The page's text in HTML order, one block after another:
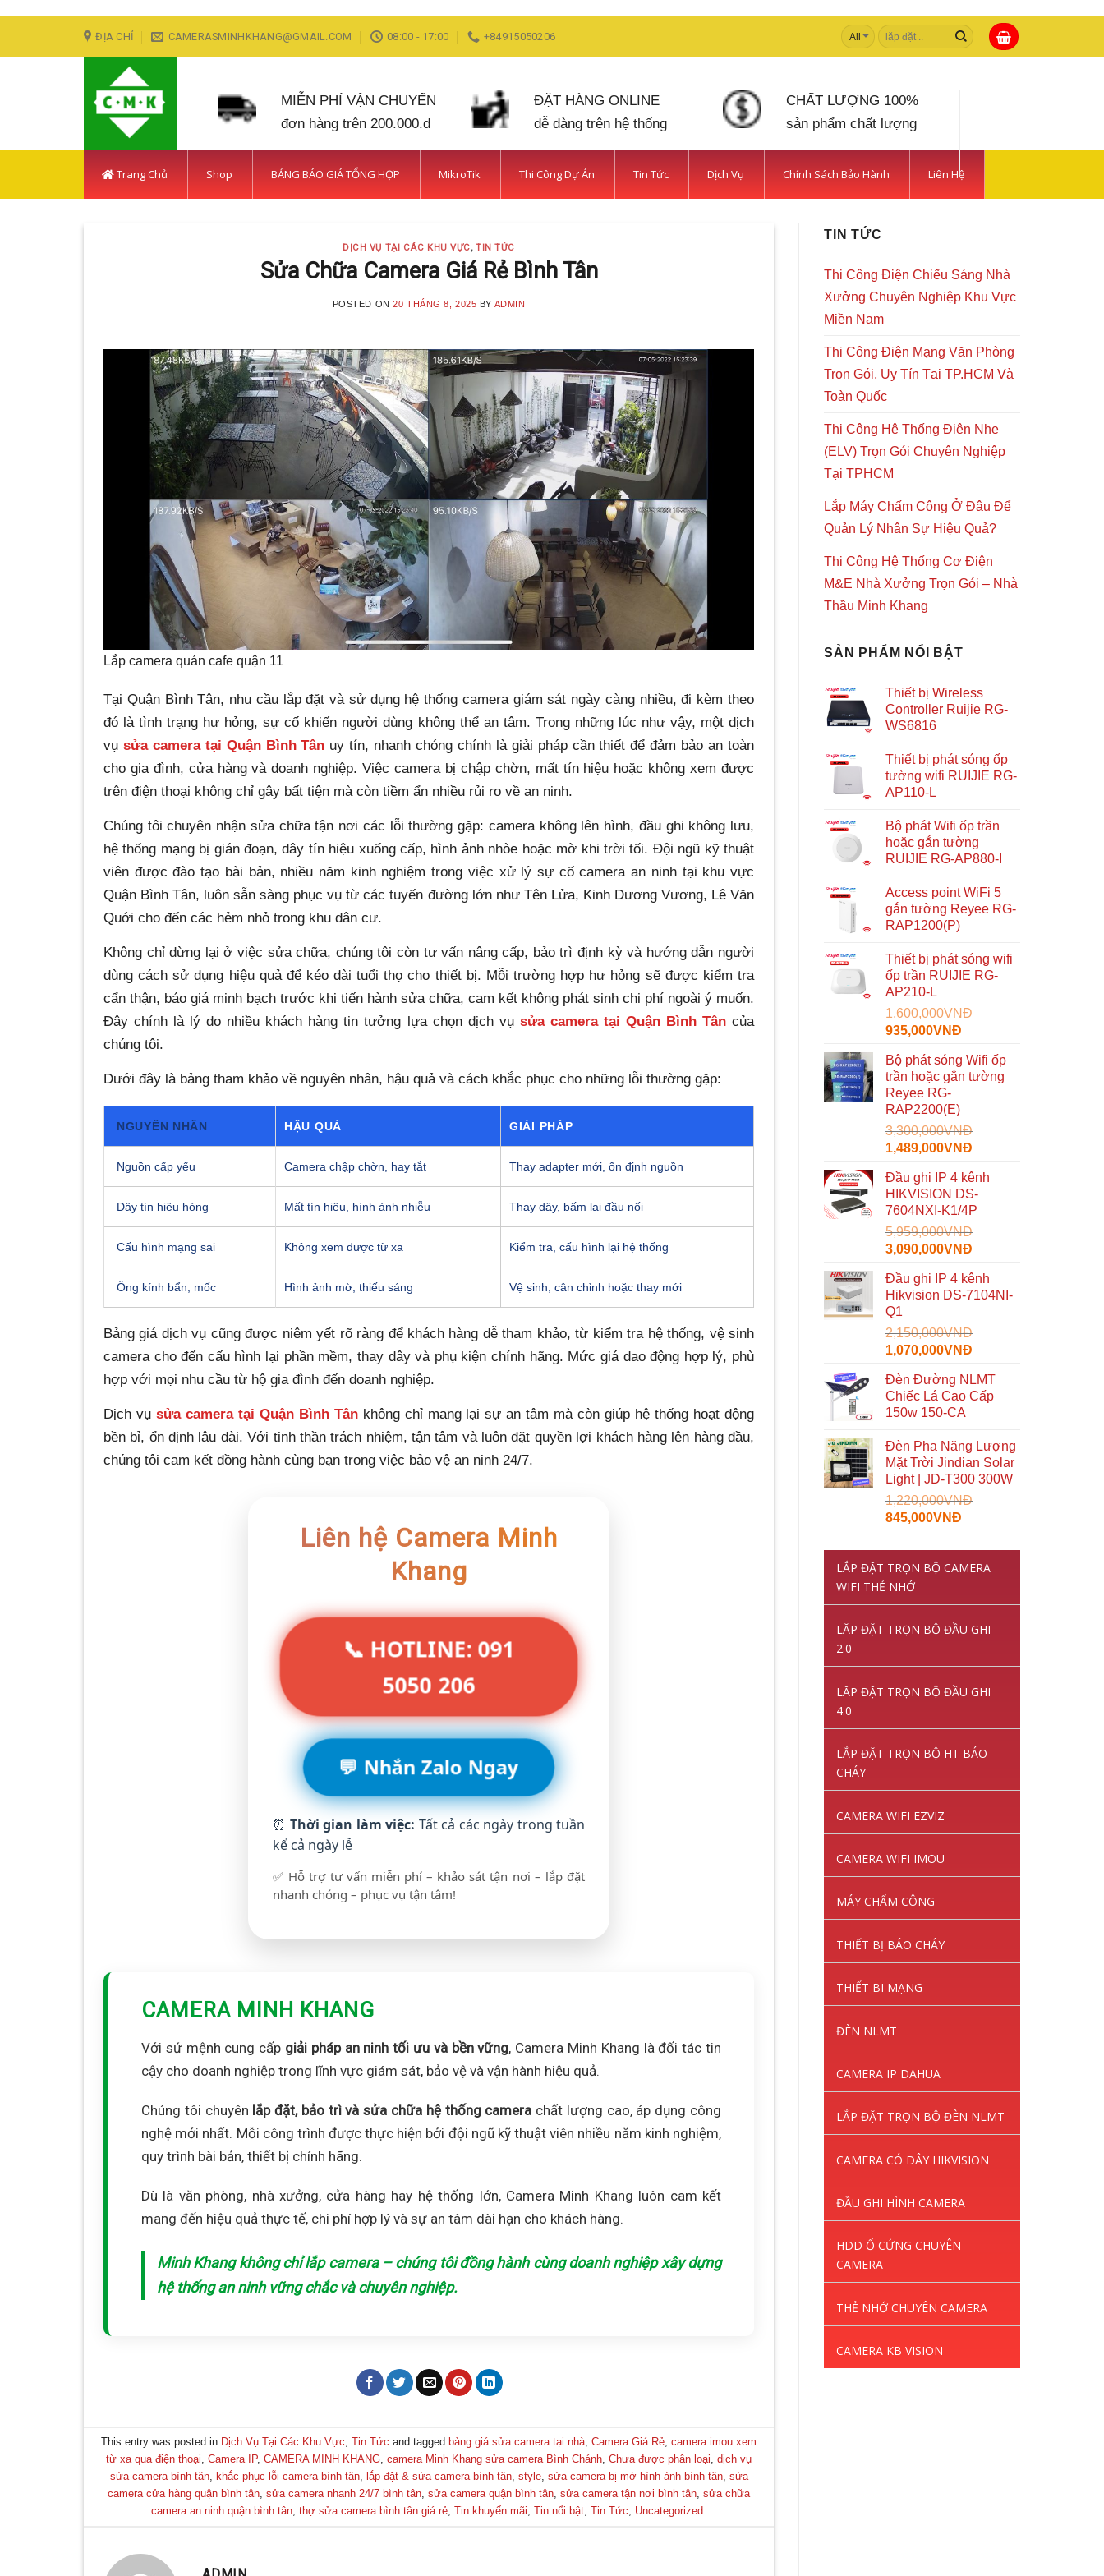
ĐỊA CHỈ CAMERASMINHKHANG@GMAIL.COM 08:00 - 17:00 +84915050206
Tìm
kiếm:
MIỄN PHÍ VẬN CHUYỂN
đơn hàng trên 200.000.d
ĐẶT HÀNG ONLINE
dễ dàng trên hệ thống
CHẤT LƯỢNG 100%
sản phẩm chất lượng
Trang Chủ Shop BẢNG BÁO GIÁ TỔNG HỢP MikroTik Thi Công Dự Án Tin Tức Dịch Vụ Chính Sách Bảo Hành Liên Hệ
DỊCH VỤ TẠI CÁC KHU VỰC,TIN TỨC
Sửa Chữa Camera Giá Rẻ Bình Tân
POSTED ON20 THÁNG 8, 2025 BY ADMIN
Lắp camera quán cafe quận 11
Tại Quận Bình Tân, nhu cầu lắp đặt và sử dụng hệ thống camera giám sát ngày càng nhiều, đi kèm theo
đó là tình trạng hư hỏng, sự cố khiến người dùng không thể an tâm. Trong những lúc như vậy, một dịch
vụ sửa camera tại Quận Bình Tân uy tín, nhanh chóng chính là giải pháp cần thiết để đảm bảo an toàn
cho gia đình, cửa hàng và doanh nghiệp. Việc camera bị chập chờn, mất tín hiệu hoặc không xem được
trên điện thoại không chỉ gây bất tiện mà còn tiềm ẩn nhiều rủi ro về an ninh.
Chúng tôi chuyên nhận sửa chữa tận nơi các lỗi thường gặp: camera không lên hình, đầu ghi không lưu,
hệ thống mạng bị gián đoạn, dây tín hiệu xuống cấp, hình ảnh nhòe hoặc mờ khi trời tối. Đội ngũ kỹ thuật
viên được đào tạo bài bản, nhiều năm kinh nghiệm trong việc xử lý sự cố camera an ninh tại khu vực
Quận Bình Tân, luôn sẵn sàng phục vụ từ các tuyến đường lớn như Tên Lửa, Kinh Dương Vương, Lê Văn
Quới cho đến các hẻm nhỏ trong khu dân cư.
Không chỉ dừng lại ở việc sửa chữa, chúng tôi còn tư vấn nâng cấp, bảo trì định kỳ và hướng dẫn người
dùng cách sử dụng hiệu quả để kéo dài tuổi thọ cho thiết bị. Mỗi trường hợp hư hỏng sẽ được kiểm tra
cẩn thận, báo giá minh bạch trước khi tiến hành sửa chữa, cam kết không phát sinh chi phí ngoài ý muốn.
Đây chính là lý do nhiều khách hàng tin tưởng lựa chọn dịch vụ sửa camera tại Quận Bình Tâncủa
chúng tôi.
Dưới đây là bảng tham khảo về nguyên nhân, hậu quả và cách khắc phục cho những lỗi thường gặp:
NGUYÊN NHÂN HẬU QUẢ GIẢI PHÁP
Nguồn cấp yếu Camera chập chờn, hay tắt Thay adapter mới, ổn định nguồn
Dây tín hiệu hỏng Mất tín hiệu, hình ảnh nhiễu Thay dây, bấm lại đầu nối
Cấu hình mạng sai Không xem được từ xa Kiểm tra, cấu hình lại hệ thống
Ống kính bẩn, mốc Hình ảnh mờ, thiếu sáng Vệ sinh, cân chỉnh hoặc thay mới
Bảng giá dịch vụ cũng được niêm yết rõ ràng để khách hàng dễ tham khảo, từ kiểm tra hệ thống, vệ sinh
camera cho đến cấu hình lại phần mềm, thay dây và phụ kiện chính hãng. Mức giá dao động hợp lý, phù
hợp với mọi nhu cầu từ hộ gia đình đến doanh nghiệp.
Dịch vụ sửa camera tại Quận Bình Tânkhông chỉ mang lại sự an tâm mà còn giúp hệ thống hoạt động
bền bỉ, ổn định lâu dài. Với tinh thần trách nhiệm, tận tâm và luôn đặt quyền lợi khách hàng lên hàng đầu,
chúng tôi cam kết đồng hành cùng bạn trong việc bảo vệ an ninh 24/7.
Liên hệ Camera Minh
Khang
📞 HOTLINE: 091
5050 206
💬 Nhắn Zalo Ngay
⏰ Thời gian làm việc: Tất cả các ngày trong tuần
kể cả ngày lễ
✅ Hỗ trợ tư vấn miễn phí – khảo sát tận nơi – lắp đặt
nhanh chóng – phục vụ tận tâm!
CAMERA MINH KHANG
Với sứ mệnh cung cấp giải pháp an ninh tối ưu và bền vững, Camera Minh Khang là đối tác tin
cậy cho doanh nghiệp trong lĩnh vực giám sát, bảo vệ và vận hành hiệu quả.
Chúng tôi chuyên lắp đặt, bảo trì và sửa chữa hệ thống camera chất lượng cao, áp dụng công
nghệ mới nhất. Mỗi công trình được thực hiện bởi đội ngũ kỹ thuật viên nhiều năm kinh nghiệm,
quy trình bài bản, thiết bị chính hãng.
Dù là văn phòng, nhà xưởng, cửa hàng hay hệ thống lớn, Camera Minh Khang luôn cam kết
mang đến hiệu quả thực tế, chi phí hợp lý và sự an tâm dài hạn cho khách hàng.
Minh Khang không chỉ lắp camera – chúng tôi đồng hành cùng doanh nghiệp xây dựng
hệ thống an ninh vững chắc và chuyên nghiệp.
This entry was posted in Dịch Vụ Tại Các Khu Vực Tin Tức and tagged bảng giá sửa camera tại nhà Camera Giá Rẻ camera imou xem
từ xa qua điện thoại Camera IP, CAMERA MINH KHANG camera Minh Khang sửa camera Bình Chánh Chưa được phân loại dịch vụ
sửa camera bình tân, khắc phục lỗi camera bình tân, lắp đặt & sửa camera bình tân, style, sửa camera bị mờ hình ảnh bình tân, sửa
camera cửa hàng quận bình tân sửa camera nhanh 24/7 bình tân sửa camera quận bình tân sửa camera tận nơi bình tân sửa chữa
camera an ninh quận bình tân thợ sửa camera bình tân giá rẻ Tin khuyến mãi Tin nổi bật Tin Tức Uncategorized
TIN TỨC
Thi Công Điện Chiếu Sáng Nhà
Xưởng Chuyên Nghiệp Khu Vực
Miền Nam
Thi Công Điện Mạng Văn Phòng
Trọn Gói, Uy Tín Tại TP.HCM Và
Toàn Quốc
Thi Công Hệ Thống Điện Nhẹ
(ELV) Trọn Gói Chuyên Nghiệp
Tại TPHCM
Lắp Máy Chấm Công Ở Đâu Để
Quản Lý Nhân Sự Hiệu Quả?
Thi Công Hệ Thống Cơ Điện
M&E Nhà Xưởng Trọn Gói – Nhà
Thầu Minh Khang
SẢN PHẨM NỔI BẬT
Thiết bị Wireless
Controller Ruijie RG-
WS6816
Thiết bị phát sóng ốp
tường wifi RUIJIE RG-
AP110-L
Bộ phát Wifi ốp trần
hoặc gắn tường
RUIJIE RG-AP880-I
Access point WiFi 5
gắn tường Reyee RG-
RAP1200(P)
Thiết bị phát sóng wifi
ốp trần RUIJIE RG-
AP210-L
1,600,000VNĐ
Giá
là:
1,600,000VNĐ.
935,000VNĐ
tại
là:
Bộ phát sóng Wifi ốp
trần hoặc gắn tường
Reyee RG-
RAP2200(E)
3,300,000VNĐ
Giá
là:
3,300,000VNĐ.
1,489,000VNĐ
tại
là:
1,489,000VNĐ.
Đầu ghi IP 4 kênh
HIKVISION DS-
7604NXI-K1/4P
5,959,000VNĐ
Giá
là:
5,959,000VNĐ.
3,090,000VNĐ
tại
là:
Đầu ghi IP 4 kênh
Hikvision DS-7104NI-
Q1
2,150,000VNĐ
Giá
là:
2,150,000VNĐ.
1,070,000VNĐ
tại
là:
Đèn Đường NLMT
Chiếc Lá Cao Cấp
150w 150-CA
Đèn Pha Năng Lượng
Mặt Trời Jindian Solar
Light | JD-T300 300W
1,220,000VNĐ
Giá
là:
1,220,000VNĐ.
845,000VNĐ
tại
là:
LẮP ĐẶT TRỌN BỘ CAMERA
WIFI THẺ NHỚ
LĂP ĐẶT TRỌN BỘ ĐẦU GHI
2.0
LĂP ĐẶT TRỌN BỘ ĐẦU GHI
4.0
LẮP ĐẶT TRỌN BỘ HT BÁO
CHÁY
CAMERA WIFI EZVIZ
CAMERA WIFI IMOU
MÁY CHẤM CÔNG
THIẾT BỊ BÁO CHÁY
THIẾT BI MẠNG
ĐÈN NLMT
CAMERA IP DAHUA
LẮP ĐẶT TRỌN BỘ ĐÈN NLMT
CAMERA CÓ DÂY HIKVISION
ĐẦU GHI HÌNH CAMERA
HDD Ổ CỨNG CHUYÊN
CAMERA
THẺ NHỚ CHUYÊN CAMERA
CAMERA KB VISION